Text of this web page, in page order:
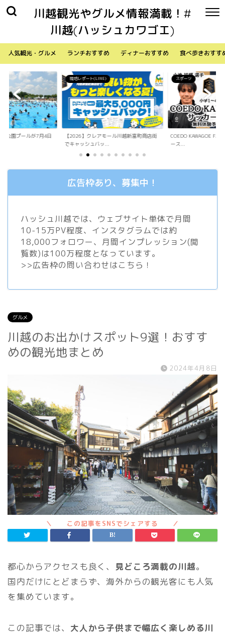
川越観光やグルメ情報満載！#
川越(ハッシュカワゴエ)
人気観光・グルメ ランチおすすめ ディナーおすすめ 食べ歩きおすす
ール川越新富町商店街
スポーツ
COEDO KAWAGOE F.Cが小学生向けサッカ
ース...
生活
「Sky Walker 7058
内ア...
広告枠あり、募集中！
ハッシュ川越では、ウェブサイト単体で月間
10-15万PV程度、 インスタグラムでは約
18,000フォロワー、月間インプレッション(閲
覧数)は100万程度となっています。
>>広告枠の問い合わせはこちら！
グルメ
川越のお出かけスポット9選！おすす
めの観光地まとめ
2024年4月8日
都心からアクセスも良く、 見どころ満載の川越。
国内だけにとどまらず、海外からの観光客にも人気
を集めています。
この記事では、 大人から子供まで幅広く楽しめる川